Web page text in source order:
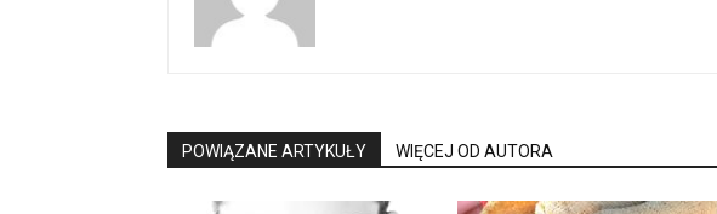
POWIĄZANE ARTYKUŁY WIĘCEJ OD AUTORA